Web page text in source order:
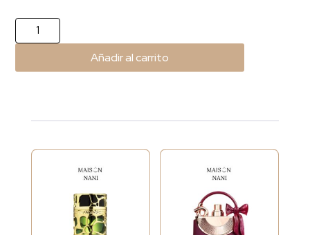
Pistachio
Musk
Añadir al carrito